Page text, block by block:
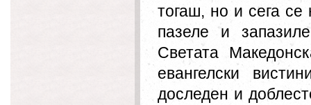
тогаш, но и сега
пазеле и
Светата
евангелски
доследен и